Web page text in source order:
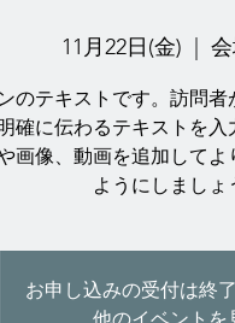
11月22日(金)
のテキストです。訪問
確に伝わるテキストを
画像、動画を追加して
ようにしましょ
お申し込みの受付は終